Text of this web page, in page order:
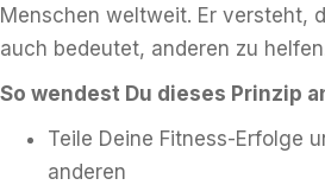
Menschen weltweit. Er versteht,
auch bedeutet, anderen zu
So wendest Du dieses Prinzip
Teile Deine Fitness-Erfolge
anderen